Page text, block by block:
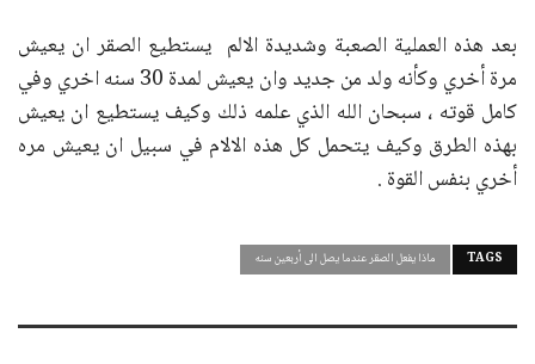
بعد هذه العملية الصعبة وشديدة الالم يستطيع الصقر ان يعيش
مرة أخري وكأنه ولد من جديد وان يعيش لمدة 30 سنه اخري وفي
كامل قوته ، سبحان الله الذي علمه ذلك وكيف يستطيع ان يعيش
بهذه الطرق وكيف يتحمل كل هذه الالام في سبيل ان يعيش مره
أخري بنفس القوة .
TAGS ماذا يفعل الصقر عندما يصل الى أربعين سنه